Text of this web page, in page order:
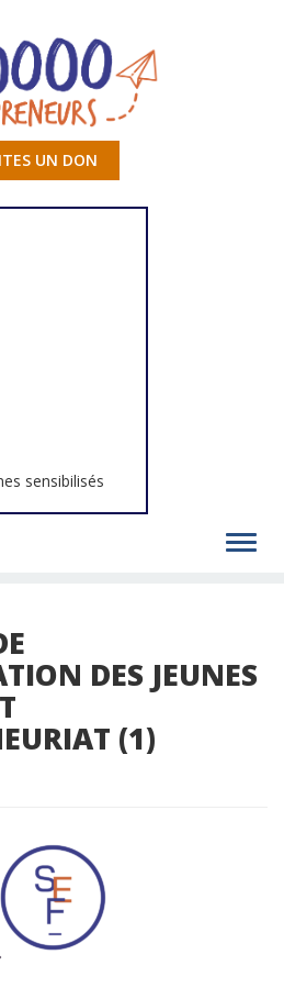
UN DON
sensibilisés
DES JEUNES
(1)